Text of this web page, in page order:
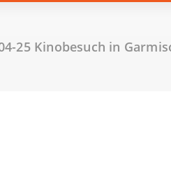
25 Kinobesuch in